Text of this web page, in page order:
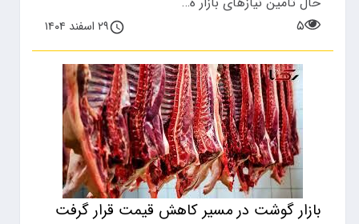
۵
۲۹ اسفند ۱۴۰۴
بازار گوشت در مسیر کاهش قیمت‌ قرار گرفت